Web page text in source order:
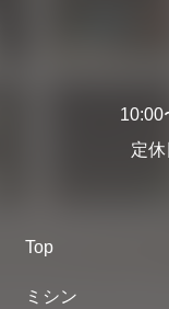
10:00
定
Top
ミシン